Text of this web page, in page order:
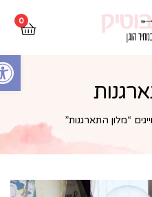
Open toolbar
0
“מלון התארגנות”